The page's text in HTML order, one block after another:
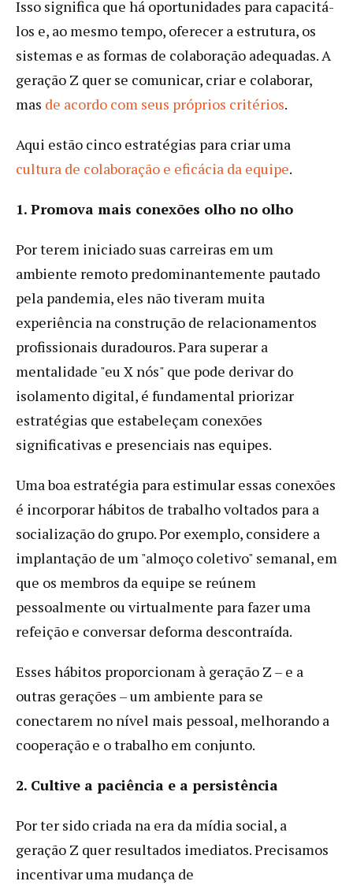
Isso significa que há oportunidades para capacitá-
los e, ao mesmo tempo, oferecer a estrutura, os
sistemas e as formas de colaboração adequadas. A
geração Z quer se comunicar, criar e colaborar,
mas de acordo com seus próprios critérios.
Aqui estão cinco estratégias para criar uma
cultura de colaboração e eficácia da equipe.
1. Promova mais conexões olho no olho
Por terem iniciado suas carreiras em um
ambiente remoto predominantemente pautado
pela pandemia, eles não tiveram muita
experiência na construção de relacionamentos
profissionais duradouros. Para superar a
mentalidade "eu X nós" que pode derivar do
isolamento digital, é fundamental priorizar
estratégias que estabeleçam conexões
significativas e presenciais nas equipes.
Uma boa estratégia para estimular essas conexões
é incorporar hábitos de trabalho voltados para a
socialização do grupo. Por exemplo, considere a
implantação de um "almoço coletivo" semanal, em
que os membros da equipe se reúnem
pessoalmente ou virtualmente para fazer uma
refeição e conversar deforma descontraída.
Esses hábitos proporcionam à geração Z – e a
outras gerações – um ambiente para se
conectarem no nível mais pessoal, melhorando a
cooperação e o trabalho em conjunto.
2. Cultive a paciência e a persistência
Por ter sido criada na era da mídia social, a
geração Z quer resultados imediatos. Precisamos
incentivar uma mudança de